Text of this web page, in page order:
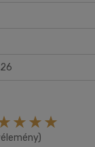
már vészterhes